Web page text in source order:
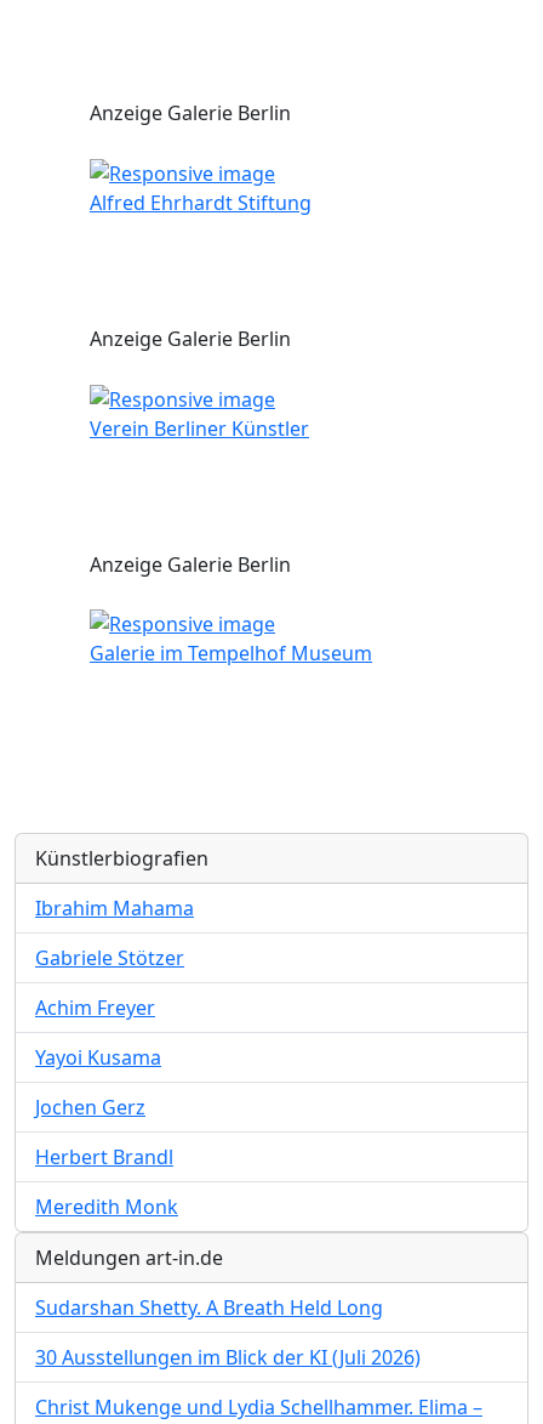
Anzeige Galerie Berlin
Alfred Ehrhardt Stiftung
Anzeige Galerie Berlin
Verein Berliner Künstler
Anzeige Galerie Berlin
Galerie im Tempelhof Museum
Künstlerbiografien
Ibrahim Mahama
Gabriele Stötzer
Achim Freyer
Yayoi Kusama
Jochen Gerz
Herbert Brandl
Meredith Monk
Meldungen art-in.de
Sudarshan Shetty. A Breath Held Long
30 Ausstellungen im Blick der KI (Juli 2026)
Christ Mukenge und Lydia Schellhammer. Elima –